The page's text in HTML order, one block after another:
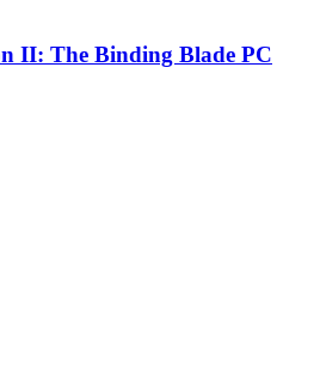
II: The Binding Blade PC